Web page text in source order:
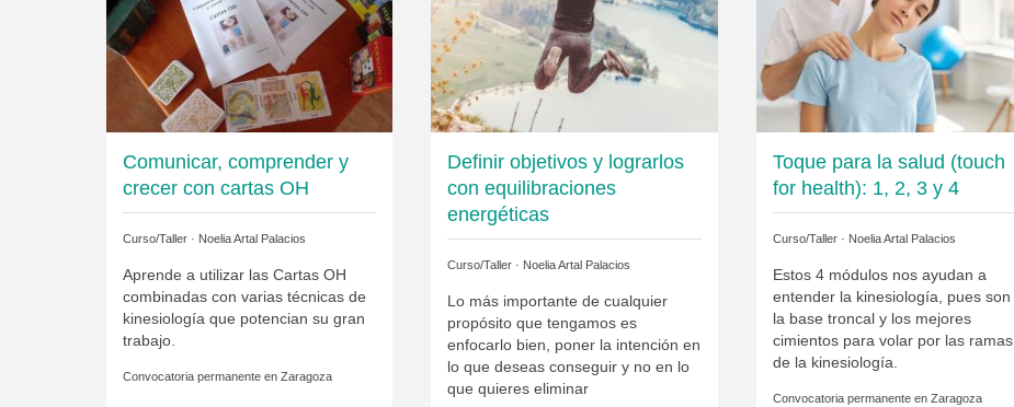
Comunicar, comprender y
crecer con cartas OH
Curso/Taller · Noelia Artal Palacios
Aprende a utilizar las Cartas OH
combinadas con varias técnicas de
kinesiología que potencian su gran
trabajo.
Convocatoria permanente en Zaragoza
Definir objetivos y lograrlos
con equilibraciones
energéticas
Curso/Taller · Noelia Artal Palacios
Lo más importante de cualquier
propósito que tengamos es
enfocarlo bien, poner la intención en
lo que deseas conseguir y no en lo
que quieres eliminar
Toque para la salud (touch
for health): 1, 2, 3 y 4
Curso/Taller · Noelia Artal Palacios
Estos 4 módulos nos ayudan a
entender la kinesiología, pues son
la base troncal y los mejores
cimientos para volar por las ramas
de la kinesiología.
Convocatoria permanente en Zaragoza